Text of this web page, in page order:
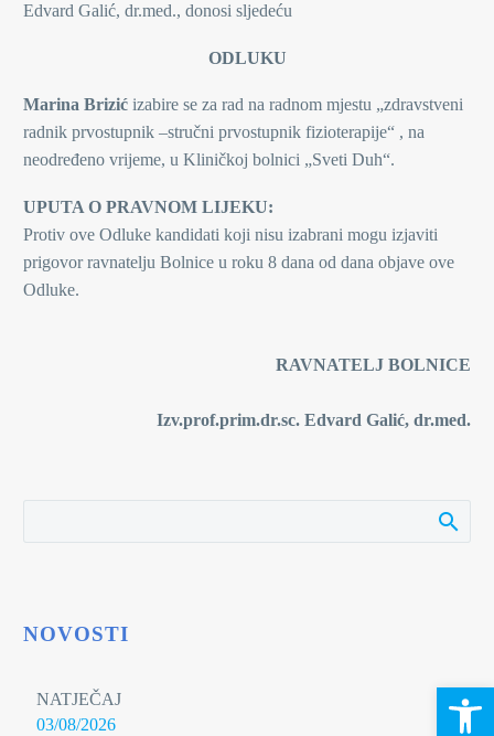
Edvard Galić, dr.med., donosi sljedeću
ODLUKU
Marina Brizić izabire se za rad na radnom mjestu „zdravstveni
radnik prvostupnik –stručni prvostupnik fizioterapije“ , na
neodređeno vrijeme, u Kliničkoj bolnici „Sveti Duh“.
UPUTA O PRAVNOM LIJEKU:
Protiv ove Odluke kandidati koji nisu izabrani mogu izjaviti
prigovor ravnatelju Bolnice u roku 8 dana od dana objave ove
Odluke.
RAVNATELJ BOLNICE
Izv.prof.prim.dr.sc. Edvard Galić, dr.med.
NOVOSTI
NATJEČAJ
03/08/2026